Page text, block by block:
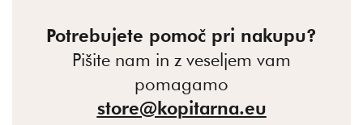
Potrebujete pomoč pri nakupu?
Pišite nam in z veseljem vam
pomagamo
store@kopitarna.eu